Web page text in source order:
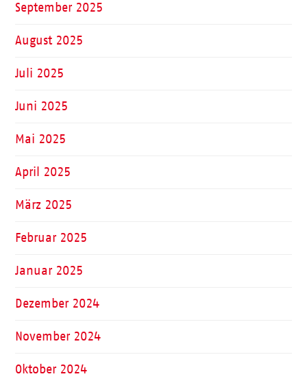
September 2025
August 2025
Juli 2025
Juni 2025
Mai 2025
April 2025
März 2025
Februar 2025
Januar 2025
Dezember 2024
November 2024
Oktober 2024